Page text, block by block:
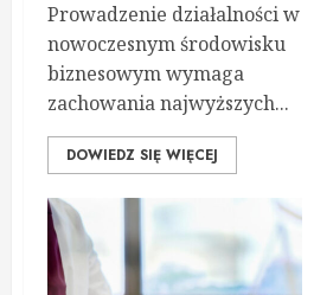
Prowadzenie działalności w
nowoczesnym środowisku
biznesowym wymaga
zachowania najwyższych...
DOWIEDZ SIĘ WIĘCEJ